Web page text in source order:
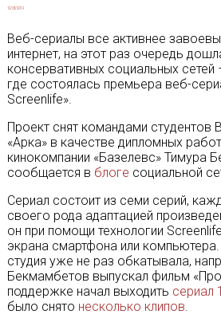
12/03/2019
Веб-сериалы все активнее
интернет, на этот раз очередь
консервативных социальных сетей
где состоялась премьера веб-
Screenlife».
Проект снят командами
«Арка» в качестве дипломных
кинокомпании «Базелевс» Тимура
сообщается в блоге социальной
Сериал состоит из семи серий,
своего рода адаптацией
он при помощи технологии
экрана смартфона или
студия уже не раз обкатывала,
Бекмамбетов выпускал фильм
поддержке начал выходить сериал
было снято несколько клипов.